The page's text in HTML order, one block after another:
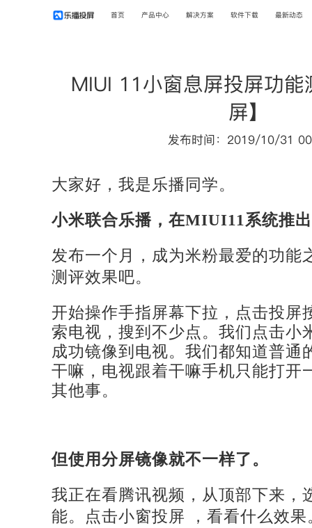
首页 产品中心 解决方案 软件下载 最新动态
MIUI 11小窗息屏投屏功
屏】
发布时间：2019/10/31
大家好，我是乐播同学。
小米联合乐播，在MIUI11系统推
发布一个月，成为米粉最爱的功能
测评效果吧。
开始操作手指屏幕下拉，点击投屏
索电视，搜到不少点。我们点击小
成功镜像到电视。我们都知道普通
干嘛，电视跟着干嘛手机只能打开
其他事。
但使用分屏镜像就不一样了。
我正在看腾讯视频，从顶部下来，
能。点击小窗投屏
，看看什么效果